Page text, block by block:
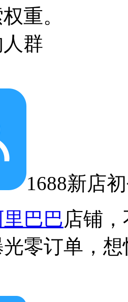
重。
群
1688新店
里巴巴店铺
光零订单，